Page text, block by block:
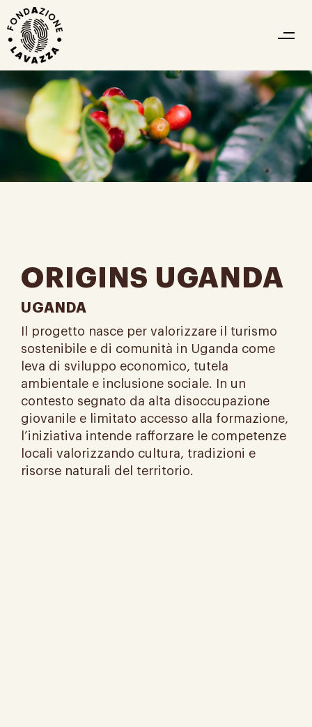
ORIGINS UGANDA
UGANDA
Il progetto nasce per valorizzare il turismo
sostenibile e di comunità in Uganda come
leva di sviluppo economico, tutela
ambientale e inclusione sociale. In un
contesto segnato da alta disoccupazione
giovanile e limitato accesso alla formazione,
l’iniziativa intende rafforzare le competenze
locali valorizzando cultura, tradizioni e
risorse naturali del territorio.